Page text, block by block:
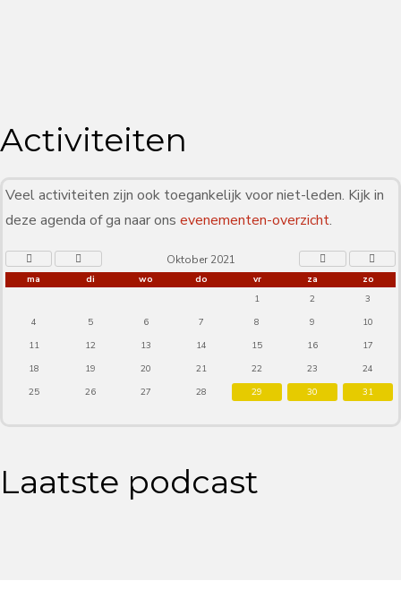
Activiteiten
Veel activiteiten zijn ook toegankelijk voor niet-leden. Kijk in
deze agenda of ga naar ons evenementen-overzicht.
Oktober 2021
ma di wo do vr za
zo
1
2
3
4
5 6 7 8 9
10
11
12 13 14 15 16
17
18
19 20 21 22 23
24
25
26 27 28 29 30 31
Laatste podcast